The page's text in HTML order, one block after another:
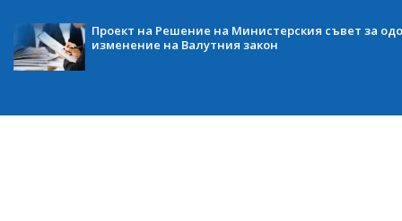
Проект на Решение на Министерския съвет за
изменение на Валутния закон